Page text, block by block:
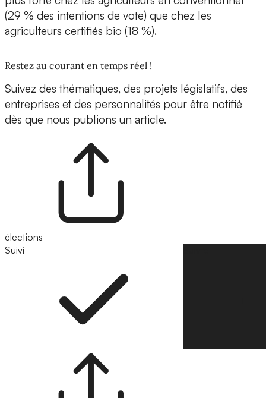
(29 % des intentions de vote) que chez les
agriculteurs certifiés bio (18 %).
Restez au courant en temps réel !
Suivez des thématiques, des projets législatifs, des
entreprises et des personnalités pour être notifié
dès que nous publions un article.
élections
Suivi